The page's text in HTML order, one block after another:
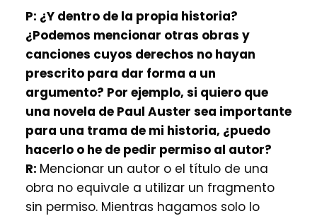
P: ¿Y dentro de la propia historia?
¿Podemos mencionar otras obras y
canciones cuyos derechos no hayan
prescrito para dar forma a un
argumento? Por ejemplo, si quiero que
una novela de Paul Auster sea importante
para una trama de mi historia, ¿puedo
hacerlo o he de pedir permiso al autor?
R: Mencionar un autor o el título de una
obra no equivale a utilizar un fragmento
sin permiso. Mientras hagamos solo lo